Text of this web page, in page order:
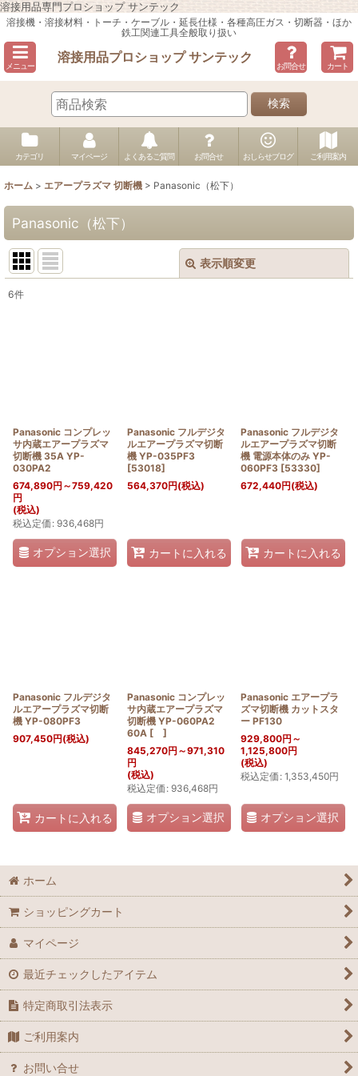
溶接用品専門プロショップ サンテック
溶接機・溶接材料・トーチ・ケーブル・延長仕様・各種高圧ガス・切断器・ほか
鉄工関連工具全般取り扱い
メニュー
溶接用品プロショップ サンテック
お問合せ カート
検索
カテゴリ マイページ よくあるご質問 お問合せ おしらせブログ ご利用案内
ホーム > エアープラズマ 切断機 > Panasonic（松下）
Panasonic（松下）
表示順変更
6件
Panasonic コンプレッ
サ内蔵エアープラズマ
切断機 35A YP-
030PA2
674,890円 ～759,420
円
(税込)
税込定価 : 936,468円
オプション選択
Panasonic フルデジタ
ルエアープラズマ切断
機 YP-035PF3
[53018]
564,370円(税込)
カートに入れる
Panasonic フルデジタ
ルエアープラズマ切断
機 電源本体のみ YP-
060PF3 [53330]
672,440円(税込)
カートに入れる
Panasonic フルデジタ
ルエアープラズマ切断
機 YP-080PF3
907,450円(税込)
カートに入れる
Panasonic コンプレッ
サ内蔵エアープラズマ
切断機 YP-060PA2
60A [
]
845,270円 ～971,310
円
(税込)
税込定価 : 936,468円
オプション選択
Panasonic エアープラ
ズマ切断機 カットスタ
ー PF130
929,800円 ～
1,125,800円
(税込)
税込定価 : 1,353,450円
オプション選択
ホーム
ショッピングカート
マイページ
最近チェックしたアイテム
特定商取引法表示
ご利用案内
お問い合せ